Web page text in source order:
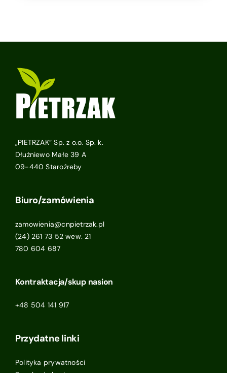
„PIETRZAK” Sp. z o.o. Sp. k.
Dłużniewo Małe 39 A
09-440 Staroźreby
Biuro/zamówienia
zamowienia@cnpietrzak.pl
(24) 261 73 52 wew. 21
780 604 687
Kontraktacja/skup nasion
+48 504 141 917
Przydatne linki
Polityka prywatności